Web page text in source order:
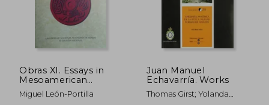
Obras XI. Essays in
Mesoamerican
Anthropology and
History (vol. 1) (pasta
Miguel León-Portilla
Juan Manuel
Echavarría. Works
Thomas Girst; Yolanda